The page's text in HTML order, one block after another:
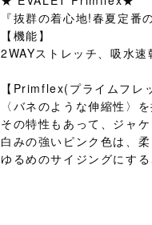
『抜群の着心地!春夏定番
【機能】
2WAYストレッチ、吸水
【Primflex(プライムフレ
〈バネのような伸縮性〉
その特性もあって、ジャ
白みの強いピンク色は、
ゆるめのサイジングにす